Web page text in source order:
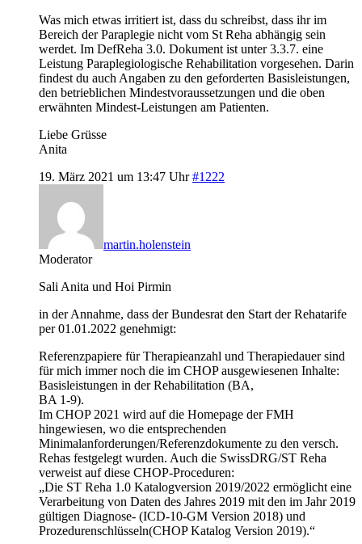
Was mich etwas irritiert ist, dass du schreibst, dass ihr im
Bereich der Paraplegie nicht vom St Reha abhängig sein
werdet. Im DefReha 3.0. Dokument ist unter 3.3.7. eine
Leistung Paraplegiologische Rehabilitation vorgesehen. Darin
findest du auch Angaben zu den geforderten Basisleistungen,
den betrieblichen Mindestvoraussetzungen und die oben
erwähnten Mindest-Leistungen am Patienten.
Liebe Grüsse
Anita
19. März 2021 um 13:47 Uhr #1222
martin.holenstein
Moderator
Sali Anita und Hoi Pirmin
in der Annahme, dass der Bundesrat den Start der Rehatarife
per 01.01.2022 genehmigt:
Referenzpapiere für Therapieanzahl und Therapiedauer sind
für mich immer noch die im CHOP ausgewiesenen Inhalte:
Basisleistungen in der Rehabilitation (BA,
BA 1-9).
Im CHOP 2021 wird auf die Homepage der FMH
hingewiesen, wo die entsprechenden
Minimalanforderungen/Referenzdokumente zu den versch.
Rehas festgelegt wurden. Auch die SwissDRG/ST Reha
verweist auf diese CHOP-Proceduren:
„Die ST Reha 1.0 Katalogversion 2019/2022 ermöglicht eine
Verarbeitung von Daten des Jahres 2019 mit den im Jahr 2019
gültigen Diagnose- (ICD-10-GM Version 2018) und
Prozedurenschlüsseln(CHOP Katalog Version 2019).“